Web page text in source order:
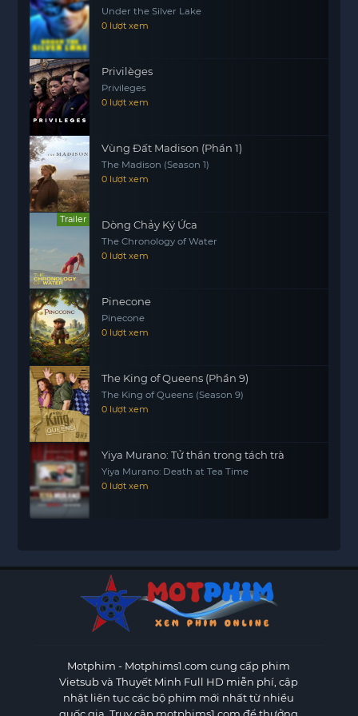
Những bác sĩ tài hoa đã chứng minh rằng, với sự
hợp tác và tình bạn, mọi khó khăn đều có thể vượt
qua. Họ là minh chứng cho việc y học không chỉ
là một nghề nghiệp mà còn là một sứ mệnh cao
cả, và chính tình bạn đã giúp họ hoàn thành sứ
mệnh đó một cách tốt nhất.
Under the Silver Lake
0 lượt xem
Privilèges
Privileges
0 lượt xem
Vùng Đất Madison (Phần 1)
The Madison (Season 1)
0 lượt xem
Trailer Dòng Chảy Ký Ứca
The Chronology of Water
0 lượt xem
Pinecone
Pinecone
0 lượt xem
The King of Queens (Phần 9)
The King of Queens (Season 9)
0 lượt xem
Yiya Murano: Tử thần trong tách trà
Yiya Murano: Death at Tea Time
0 lượt xem
Motphim - Motphims1.com cung cấp phim
Vietsub và Thuyết Minh Full HD miễn phí, cập
nhật liên tục các bộ phim mới nhất từ nhiều